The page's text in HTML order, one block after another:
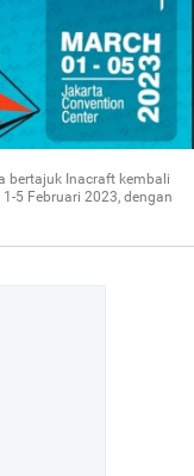
bertajuk Inacraft kembali
5 Februari 2023, dengan